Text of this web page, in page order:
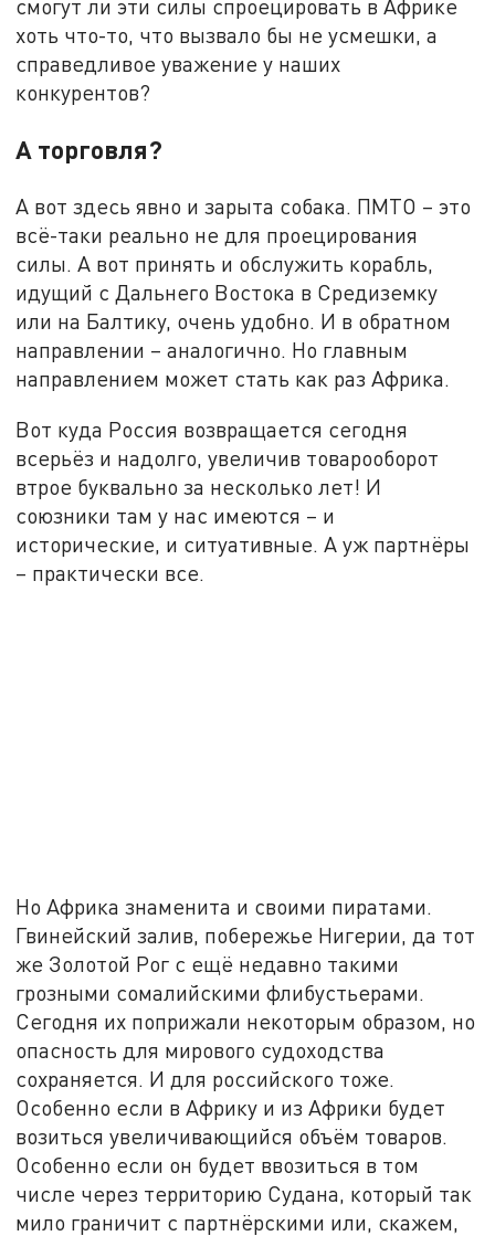
смогут ли эти силы спроецировать в Африке
хоть что-то, что вызвало бы не усмешки, а
справедливое уважение у наших
конкурентов?
А торговля?
А вот здесь явно и зарыта собака. ПМТО – это
всё-таки реально не для проецирования
силы. А вот принять и обслужить корабль,
идущий с Дальнего Востока в Средиземку
или на Балтику, очень удобно. И в обратном
направлении – аналогично. Но главным
направлением может стать как раз Африка.
Вот куда Россия возвращается сегодня
всерьёз и надолго, увеличив товарооборот
втрое буквально за несколько лет! И
союзники там у нас имеются – и
исторические, и ситуативные. А уж партнёры
– практически все.
Но Африка знаменита и своими пиратами.
Гвинейский залив, побережье Нигерии, да тот
же Золотой Рог с ещё недавно такими
грозными сомалийскими флибустьерами.
Сегодня их поприжали некоторым образом, но
опасность для мирового судоходства
сохраняется. И для российского тоже.
Особенно если в Африку и из Африки будет
возиться увеличивающийся объём товаров.
Особенно если он будет ввозиться в том
числе через территорию Судана, который так
мило граничит с партнёрскими или, скажем,